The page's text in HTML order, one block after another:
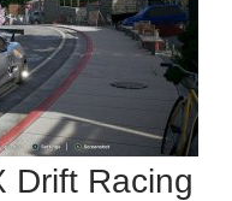
Drift Racing